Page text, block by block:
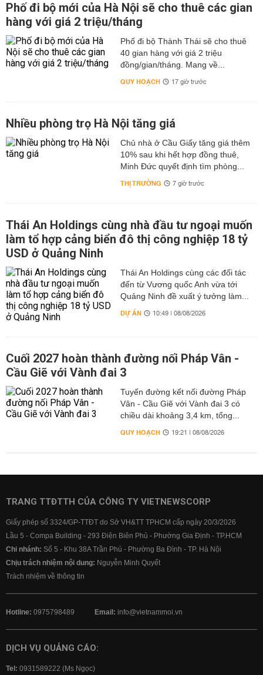
Phố đi bộ mới của Hà Nội sẽ cho thuê các gian
hàng với giá 2 triệu/tháng
Phố đi bộ Thành Thái sẽ cho thuê
40 gian hàng với giá 2 triệu
đồng/gian/tháng. Mang về...
QUY HOẠCH 17 giờ trước
Nhiều phòng trọ Hà Nội tăng giá
Chủ nhà ở Cầu Giấy tăng giá thêm
10% sau khi hết hợp đồng thuê,
Minh Đức quyết định tìm phòng...
THỊ TRƯỜNG 7 giờ trước
Thái An Holdings cùng nhà đầu tư ngoại muốn
làm tổ hợp cảng biển đô thị công nghiệp 18 tỷ
USD ở Quảng Ninh
Thái An Holdings cùng các đối tác
đến từ Vương quốc Anh vừa tới
Quảng Ninh đề xuất ý tưởng làm...
DỰ ÁN 10:49 | 08/08/2026
Cuối 2027 hoàn thành đường nối Pháp Vân -
Cầu Giẽ với Vành đai 3
Tuyến đường kết nối đường Pháp
Vân - Cầu Giẽ với Vành đai 3 có
chiều dài khoảng 3,4 km, tổng...
QUY HOẠCH 19:21 | 08/08/2026
TRANG TTĐTTH CỦA CÔNG TY VIETNEWSCORP
Giấy phép số 3324/GP-TTĐT do Sở VH&TT TPHCM cấp ngày 20/3/2026
Lầu 5 - Compa Building - 293 Điện Biên Phủ - Phường Gia Định - TP.HCM
Chi nhánh: Số 5 - Khu 38A Trần Phú - Phường Ba Đình - TP. Hà Nội
Chịu trách nhiệm nội dung: Nguyễn Minh Quyết
Trách nhiệm về thông tin
Hotline: 0975798489 Email: info@vietnammoi.vn
DỊCH VỤ QUẢNG CÁO:
Tel: 0931589222 (Ms Ngọc)